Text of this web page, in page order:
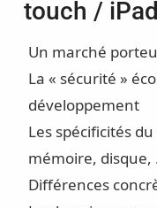
touch / iPad
Un marché
La « sécurité »
développement
Les spécificités
mémoire, disque,
Différences